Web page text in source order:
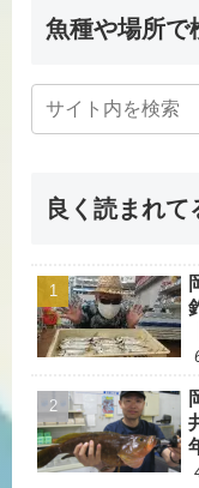
魚種や場所で
良く読まれて